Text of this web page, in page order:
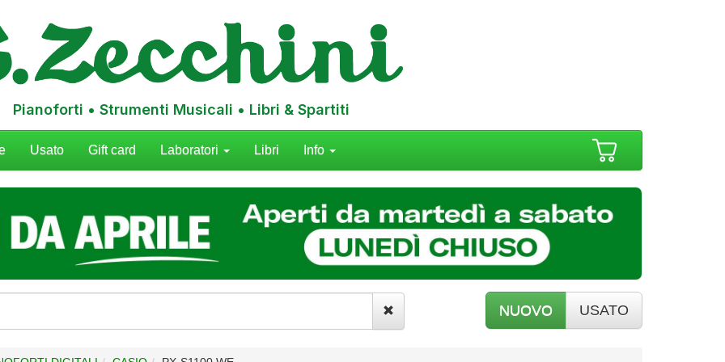
Pianoforti • Strumenti Musicali • Libri & Spartiti
Usato Gift card Laboratori Libri Info
NUOVO USATO